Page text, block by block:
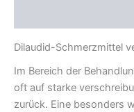
Dilaudid-Schmerzmittel
Im Bereich der
oft auf starke
zurück. Eine besonders